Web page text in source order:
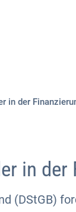
in der
in
(DStGB)